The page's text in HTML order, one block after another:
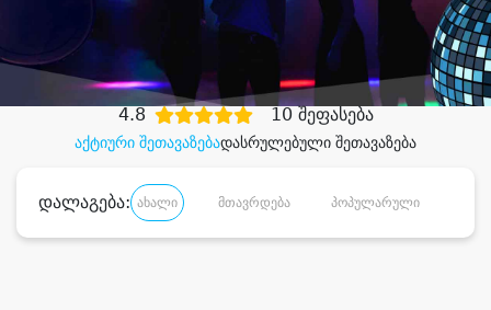
შეიძინე
სასურველი მომსახურება
დიდი დანაზოგით
აქტიური შეთავაზებადასრულებული შეთავაზება
4.8 10 შეფასება
დალაგება: ახალი მთავრდება პოპულარული